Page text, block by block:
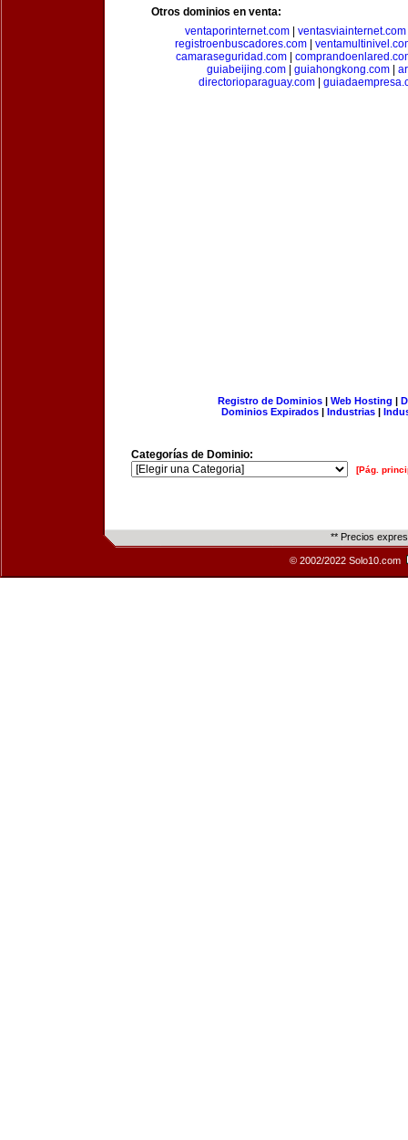
Otros dominios en venta:
ventaporinternet.com
ventasviainternet.com
registroenbuscadores.com
camaraseguridad.com
guiabeijing.com
guiahongkong.com
directorioparaguay.com|
Registro de Dominios| Web Hosting |
Dominios Expirados | Industrias |
Categorías de Dominio:
[Pág.
** Precios
© 2002/2022 Solo10.com